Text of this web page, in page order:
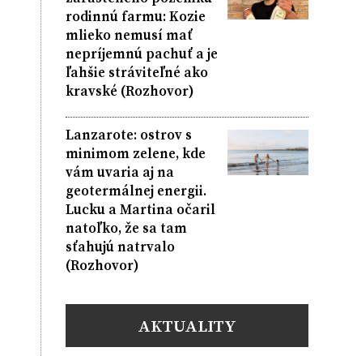
rodinnú farmu: Kozie
mlieko nemusí mať
nepríjemnú pachuť a je
ľahšie stráviteľné ako
kravské (Rozhovor)
Lanzarote: ostrov s
minimom zelene, kde
vám uvaria aj na
geotermálnej energii.
Lucku a Martina očaril
natoľko, že sa tam
sťahujú natrvalo
(Rozhovor)
AKTUALITY